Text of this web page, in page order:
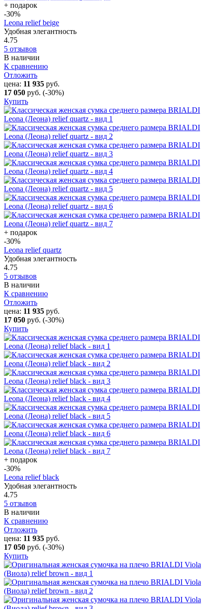
+ подарок
-30%
Leona relief beige
Удобная элегантность
4.75
5 отзывов
В наличии
К сравнению
Отложить
цена: 11 935 руб.
17 050 руб. (-30%)
Купить
+ подарок
-30%
Leona relief quartz
Удобная элегантность
4.75
5 отзывов
В наличии
К сравнению
Отложить
цена: 11 935 руб.
17 050 руб. (-30%)
Купить
+ подарок
-30%
Leona relief black
Удобная элегантность
4.75
5 отзывов
В наличии
К сравнению
Отложить
цена: 11 935 руб.
17 050 руб. (-30%)
Купить